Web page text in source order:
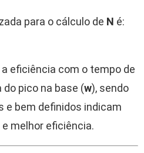
para o cálculo de N é:
eficiência com o tempo de
do pico na base (w), sendo
e bem definidos indicam
melhor eficiência.